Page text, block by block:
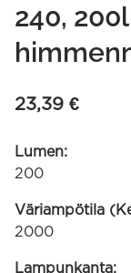
240,
23,39 €
Lumen:
200
Väriampötila
2000
Lampunkanta: